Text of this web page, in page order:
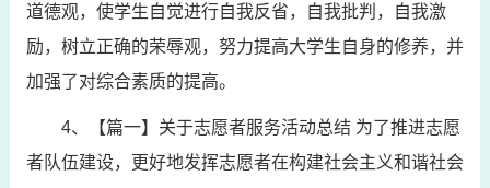
道德观，使学生自觉进行自我反省，自我批判，自我激
励，树立正确的荣辱观，努力提高大学生自身的修养，并
加强了对综合素质的提高。
4、【篇一】关于志愿者服务活动总结 为了推进志愿
者队伍建设，更好地发挥志愿者在构建社会主义和谐社会